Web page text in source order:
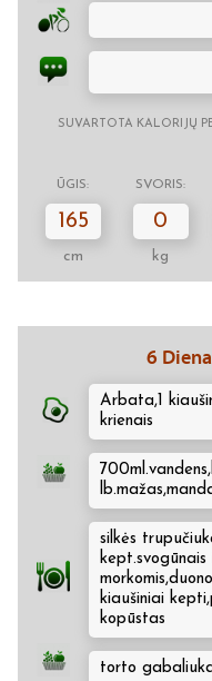
SUVARTOTA KALORIJŲ
ŪGIS: SVORIS:
165
cm
0
kg
6 Diena
Arbata,1
krienais
silkės
kept.svogūnais
kiaušiniai
kopūstas
torto